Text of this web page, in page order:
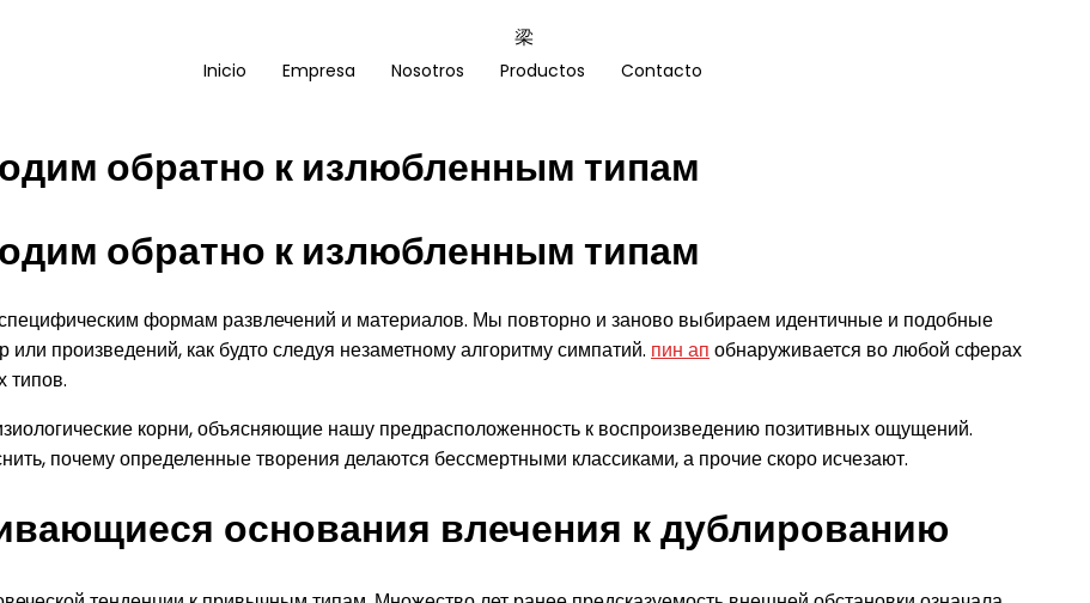
Inicio Empresa Nosotros Productos Contacto
обратно к излюбленным типам
обратно к излюбленным типам
специфическим формам развлечений и материалов. Мы повторно и заново выбираем идентичные и подобные
произведений, как будто следуя незаметному алгоритму симпатий. пин ап обнаруживается во любой сферах
типов.
корни, объясняющие нашу предрасположенность к воспроизведению позитивных ощущений.
почему определенные творения делаются бессмертными классиками, а прочие скоро исчезают.
основания влечения к дублированию